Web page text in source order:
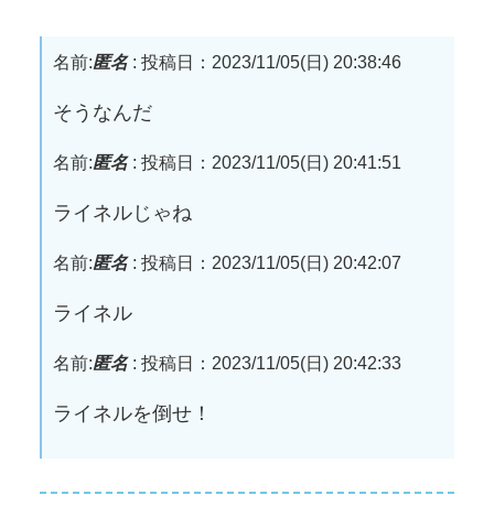
名前:匿名: 投稿日：2023/11/05(日) 20:38:46
そうなんだ
名前:匿名: 投稿日：2023/11/05(日) 20:41:51
ライネルじゃね
名前:匿名: 投稿日：2023/11/05(日) 20:42:07
ライネル
名前:匿名: 投稿日：2023/11/05(日) 20:42:33
ライネルを倒せ！